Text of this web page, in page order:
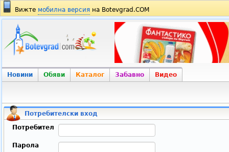
Вижте мобилна версия на Botevgrad.COM
Новини Обяви Каталог Забавно Видео
Потребителски вход
Потребител
Парола